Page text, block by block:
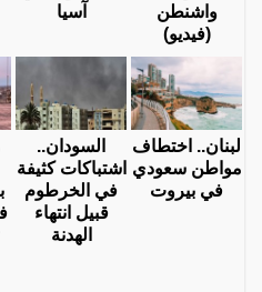
واشنطن
(فيديو)
آسيا
لبنان.. اختطاف
مواطن سعودي
في بيروت
السودان..
اشتباكات كثيفة
في الخرطوم
قبيل انتهاء
الهدنة